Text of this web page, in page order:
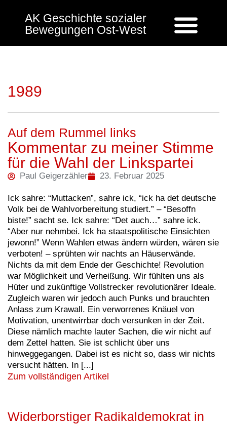
AK Geschichte sozialer
Bewegungen Ost-West
1989
Auf dem Rummel links
Kommentar zu meiner Stimme
für die Wahl der Linkspartei
Paul Geigerzähler 23. Februar 2025
Ick sahre: “Muttacken”, sahre ick, “ick ha det deutsche
Volk bei de Wahlvorbereitung studiert.” – “Besoffn
biste!” sacht se. Ick sahre: “Det auch…” sahre ick.
“Aber nur nehmbei. Ick ha staatspolitische Einsichten
jewonn!” Wenn Wahlen etwas ändern würden, wären sie
verboten! – sprühten wir nachts an Häuserwände.
Nichts da mit dem Ende der Geschichte! Revolution
war Möglichkeit und Verheißung. Wir fühlten uns als
Hüter und zukünftige Vollstrecker revolutionärer Ideale.
Zugleich waren wir jedoch auch Punks und brauchten
Anlass zum Krawall. Ein verworrenes Knäuel von
Motivation, unentwirrbar doch versunken in der Zeit.
Diese nämlich machte lauter Sachen, die wir nicht auf
dem Zettel hatten. Sie ist schlicht über uns
hinweggegangen. Dabei ist es nicht so, dass wir nichts
versucht hätten. In [...]
Zum vollständigen Artikel
Widerborstiger Radikaldemokrat in